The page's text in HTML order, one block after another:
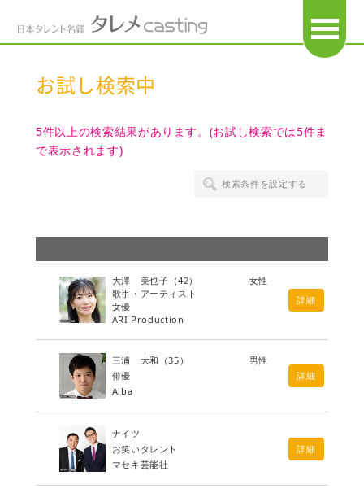
お試し検索中
5件以上の検索結果があります。(お試し検索では5件ま
で表示されます)
検索条件を設定する
大澤 美也子 （42）
女性
歌手・アーティスト
女優
ARI Production
詳細
三浦 大和 （35）
男性
俳優
Alba
詳細
ナイツ
お笑いタレント
マセキ芸能社
詳細